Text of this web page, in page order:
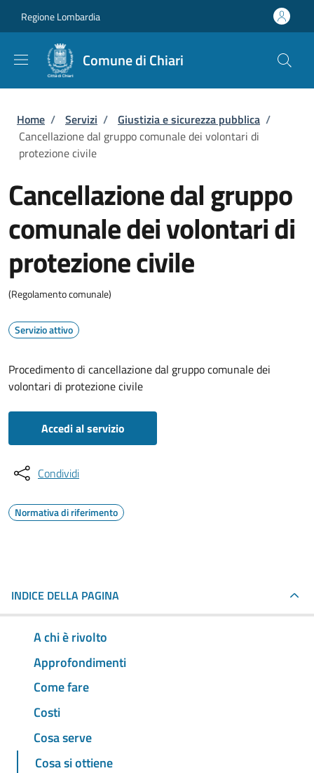
Regione Lombardia
Comune di Chiari
Briciole di pane
Home / Servizi / Giustizia e sicurezza pubblica /
Cancellazione dal gruppo comunale dei volontari di
protezione civile
Cancellazione dal gruppo
comunale dei volontari di
protezione civile
(Regolamento comunale)
Servizio attivo
Procedimento di cancellazione dal gruppo comunale dei
volontari di protezione civile
Accedi al servizio
Condividi
Normativa di riferimento
INDICE DELLA PAGINA
A chi è rivolto
Approfondimenti
Come fare
Costi
Cosa serve
Cosa si ottiene